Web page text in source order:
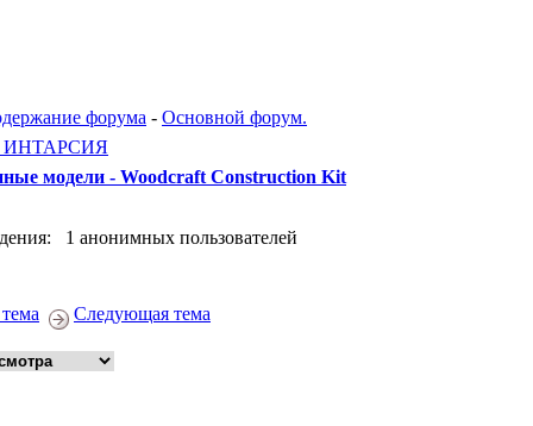
форума - Основной форум.
модели - Woodcraft Construction Kit
1 анонимных пользователей
Следующая тема